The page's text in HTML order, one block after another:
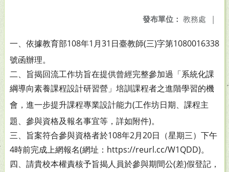
發布單位： 教務處 |
一、依據教育部108年1月31日臺教師(三)字第1080016338
號函辦理。
二、旨揭回流工作坊旨在提供曾經完整參加過「系統化課
綱導向素養課程設計研習營」培訓課程者之進階學習的機
會， 進一步提升課程專業設計能力(工作坊日期、課程主
題、參與資格及報名事宜等，詳如附件)。
三、旨案符合參與資格者於108年2月20日（星期三）下午
4時前完成上網報名(網址：https://reurl.cc/W1QDD)。
四、請貴校本權責核予旨揭人員於參與期間公(差)假登記，